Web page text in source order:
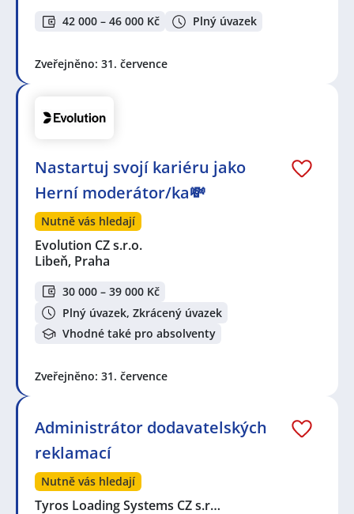
42 000 – 46 000 Kč Plný úvazek
Zveřejněno: 31. července
Nastartuj svojí kariéru jako
Herní moderátor/ka💸
Nutně vás hledají
Evolution CZ s.r.o.
Libeň, Praha
30 000 – 39 000 Kč
Plný úvazek, Zkrácený úvazek
Vhodné také pro absolventy
Zveřejněno: 31. července
Administrátor dodavatelských
reklamací
Nutně vás hledají
Tyros Loading Systems CZ s.r…